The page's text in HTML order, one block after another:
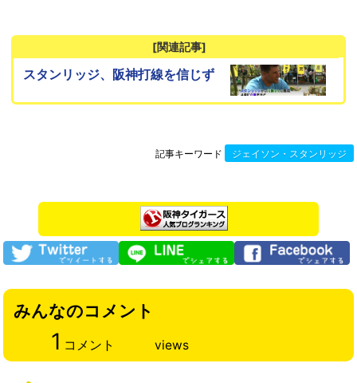
[関連記事]
スタンリッジ、阪神打線を信じず
記事キーワード ジェイソン・スタンリッジ
みんなのコメント
1 コメント views